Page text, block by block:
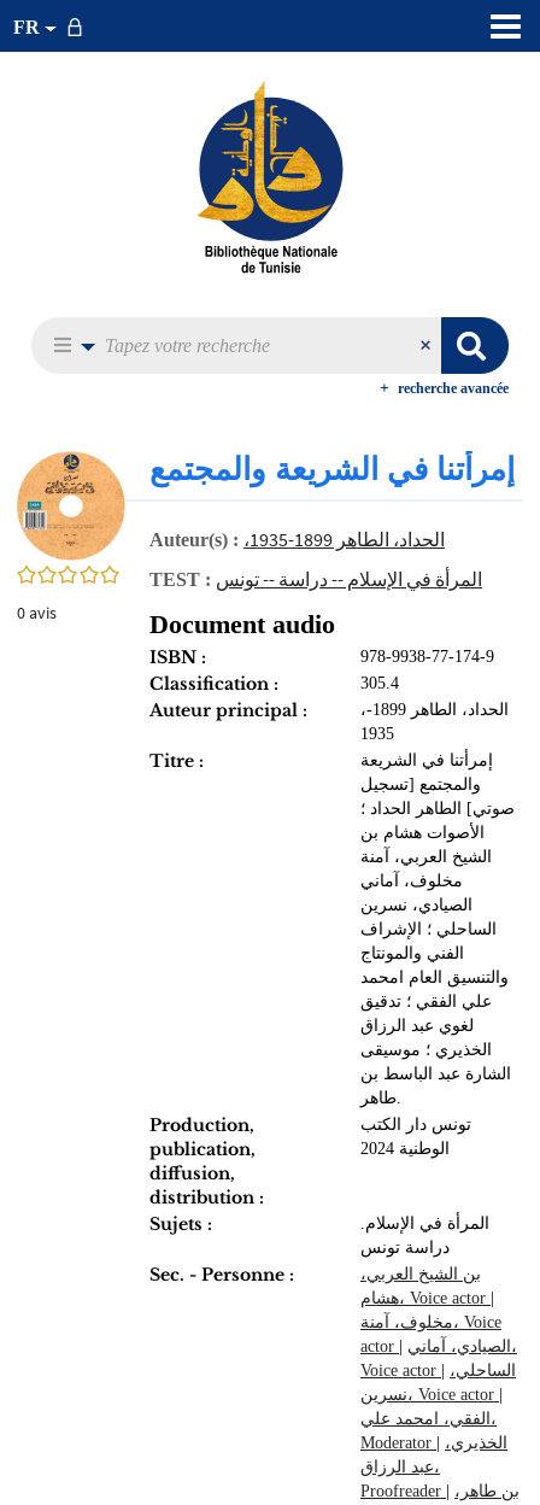
FR
recherche avancée
0/5
0avis
إمرأتنا في الشريعة والمجتمع
Auteur(s) : ،الحداد، الطاهر 1899-1935
TEST : المرأة في الإسلام -- دراسة -- تونس
Document audio
ISBN : 978-9938-77-174-9
Classification : 305.4
Auteur principal :
،الحداد، الطاهر 1899-
1935
Titre :
إمرأتنا في الشريعة
والمجتمع [تسجيل
صوتي] الطاهر الحداد ؛
الأصوات هشام بن
الشيخ العربي، آمنة
مخلوف، آماني
الصيادي، نسرين
الساحلي ؛ الإشراف
الفني والمونتاج
والتنسيق العام امحمد
علي الفقي ؛ تدقيق
لغوي عبد الرزاق
الخذيري ؛ موسيقى
الشارة عبد الباسط بن
طاهر.
Production,
publication,
diffusion,
distribution :
تونس دار الكتب
الوطنية 2024
Sujets :
المرأة في الإسلام.
دراسة تونس
Sec. - Personne :
بن الشيخ العربي،
هشام، Voice actor
مخلوف، آمنة، Voice
actor
الصيادي، آماني،
Voice actor
الساحلي،
نسرين، Voice actor
الفقي، امحمد علي،
Moderator
الخذيري،
عبد الرزاق،
Proofreader
بن طاهر،